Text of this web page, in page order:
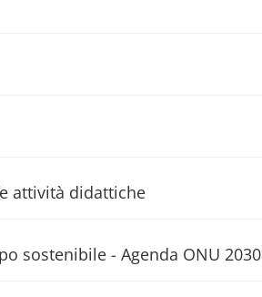
attività didattiche
sostenibile - Agenda ONU 2030